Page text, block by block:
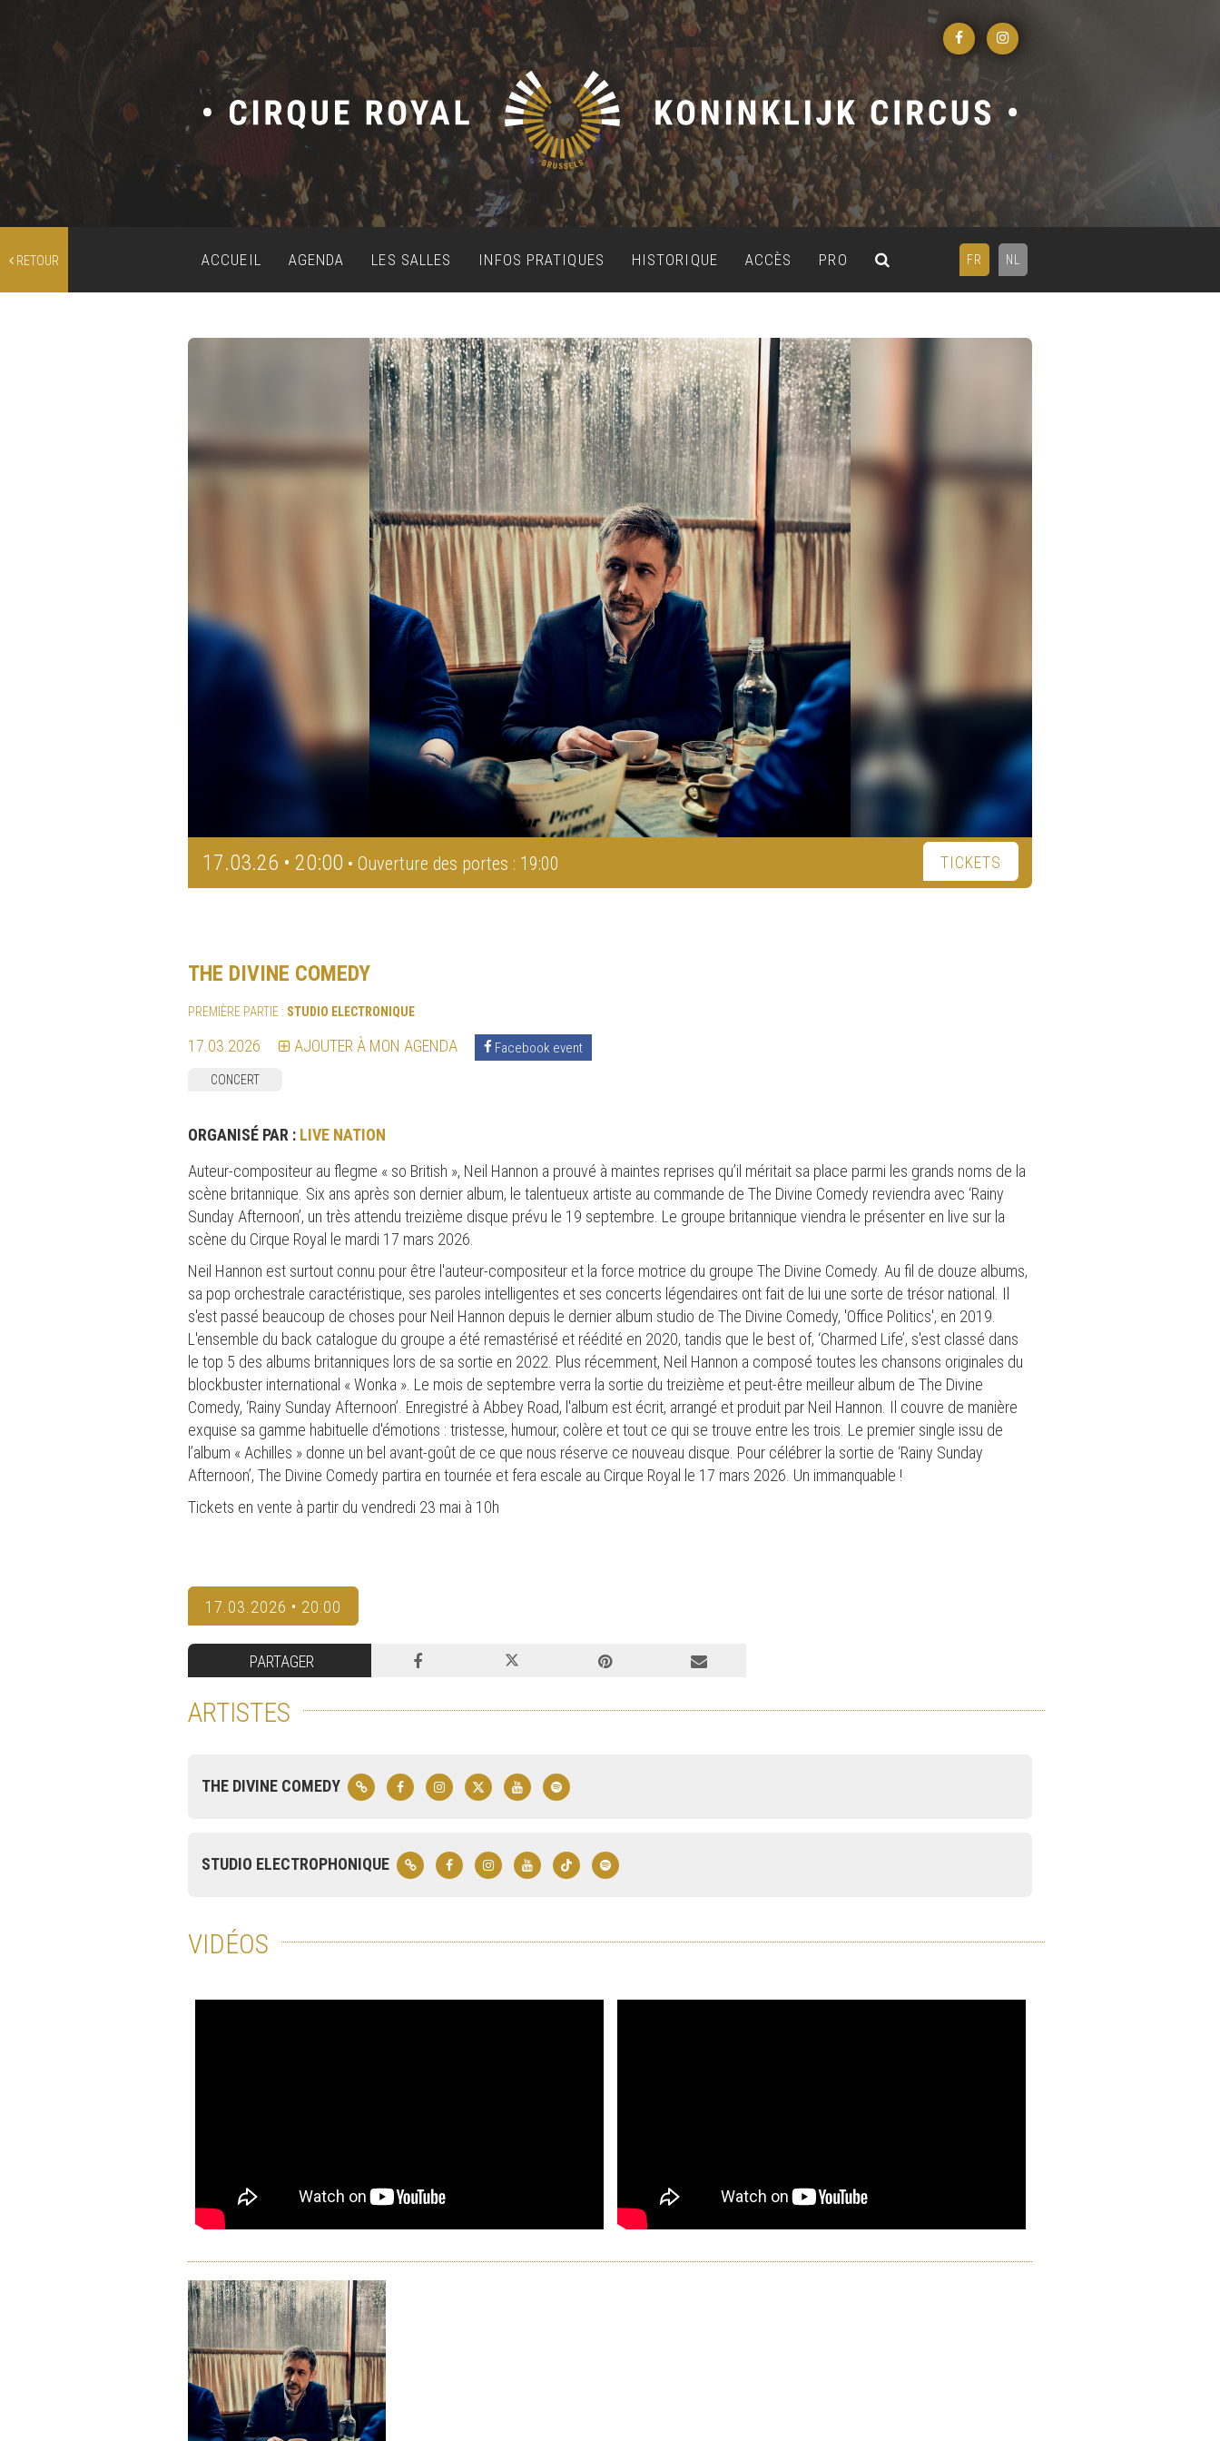
RETOUR FR NL
ACCUEIL AGENDA LES SALLES INFOS PRATIQUES HISTORIQUE ACCÈS PRO
17.03.26 • 20:00 • Ouverture des portes : 19:00 TICKETS
THE DIVINE COMEDY
PREMIÈRE PARTIE : STUDIO ELECTRONIQUE
17.03.2026 AJOUTER À MON AGENDA Facebook event
CONCERT
ORGANISÉ PAR : LIVE NATION
Auteur-compositeur au flegme « so British », Neil Hannon a prouvé à maintes reprises qu’il méritait sa place parmi les grands noms de la
scène britannique. Six ans après son dernier album, le talentueux artiste au commande de The Divine Comedy reviendra avec ‘Rainy
Sunday Afternoon’, un très attendu treizième disque prévu le 19 septembre. Le groupe britannique viendra le présenter en live sur la
scène du Cirque Royal le mardi 17 mars 2026.
Neil Hannon est surtout connu pour être l'auteur-compositeur et la force motrice du groupe The Divine Comedy. Au fil de douze albums,
sa pop orchestrale caractéristique, ses paroles intelligentes et ses concerts légendaires ont fait de lui une sorte de trésor national. Il
s'est passé beaucoup de choses pour Neil Hannon depuis le dernier album studio de The Divine Comedy, 'Office Politics', en 2019.
L'ensemble du back catalogue du groupe a été remastérisé et réédité en 2020, tandis que le best of, ‘Charmed Life’, s'est classé dans
le top 5 des albums britanniques lors de sa sortie en 2022. Plus récemment, Neil Hannon a composé toutes les chansons originales du
blockbuster international « Wonka ». Le mois de septembre verra la sortie du treizième et peut-être meilleur album de The Divine
Comedy, ‘Rainy Sunday Afternoon’. Enregistré à Abbey Road, l'album est écrit, arrangé et produit par Neil Hannon. Il couvre de manière
exquise sa gamme habituelle d'émotions : tristesse, humour, colère et tout ce qui se trouve entre les trois. Le premier single issu de
l’album « Achilles » donne un bel avant-goût de ce que nous réserve ce nouveau disque. Pour célébrer la sortie de ‘Rainy Sunday
Afternoon’, The Divine Comedy partira en tournée et fera escale au Cirque Royal le 17 mars 2026. Un immanquable !
Tickets en vente à partir du vendredi 23 mai à 10h
17.03.2026 • 20:00
PARTAGER
ARTISTES
THE DIVINE COMEDY
STUDIO ELECTROPHONIQUE
VIDÉOS